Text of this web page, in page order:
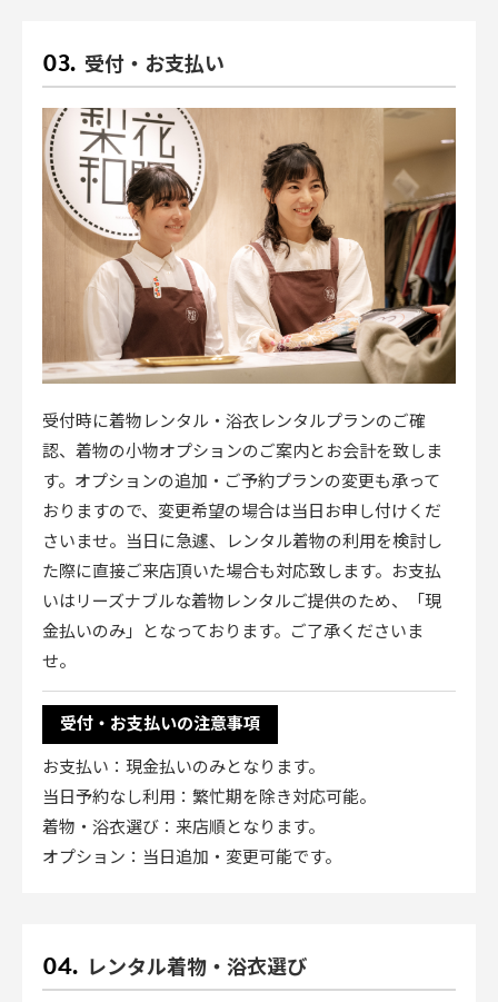
受付・お支払い
受付時に着物レンタル・浴衣レンタルプランのご確
認、着物の小物オプションのご案内とお会計を致しま
す。オプションの追加・ご予約プランの変更も承って
おりますので、変更希望の場合は当日お申し付けくだ
さいませ。当日に急遽、レンタル着物の利用を検討し
た際に直接ご来店頂いた場合も対応致します。お支払
いはリーズナブルな着物レンタルご提供のため、「現
金払いのみ」となっております。ご了承くださいま
せ。
受付・お支払いの注意事項
お支払い：現金払いのみとなります。
当日予約なし利用：繁忙期を除き対応可能。
着物・浴衣選び：来店順となります。
オプション：当日追加・変更可能です。
レンタル着物・浴衣選び